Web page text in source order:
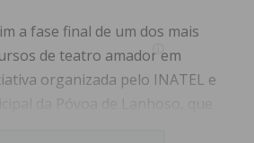
a fase final de um dos mais
de teatro amador em
organizada pelo INATEL e